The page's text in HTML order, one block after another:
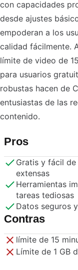
con capacidades
desde ajustes
empoderan a los
calidad fácilmente.
límite de video de
para usuarios
robustas hacen de
entusiastas de las
contenido.
Pros
Gratis y fácil
extensas
Herramientas
tareas tediosas
Datos seguros
Contras
límite de 15
Límite de 1 GB